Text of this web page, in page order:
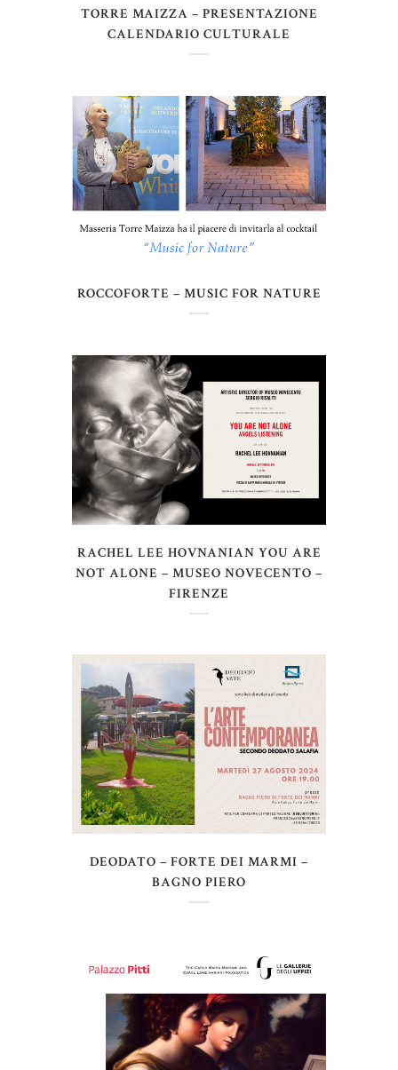
TORRE MAIZZA – PRESENTAZIONE
CALENDARIO CULTURALE
ROCCOFORTE – MUSIC FOR NATURE
RACHEL LEE HOVNANIAN YOU ARE
NOT ALONE – MUSEO NOVECENTO –
FIRENZE
DEODATO – FORTE DEI MARMI –
BAGNO PIERO